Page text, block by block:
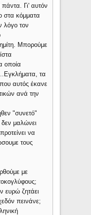
Γι' αυτόν
στα κόμματα
λόγο τον
Μπορούμε
οποία
τα
αυτός έκανε
ανά την
"συνετό"
μαλώνει
να
τους
με
ευρώ ζητάει
πεινάνε;